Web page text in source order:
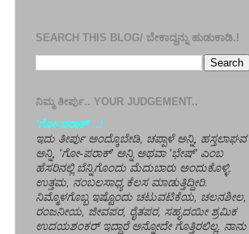
SEARCH THIS BLOG/ ಬೇಕಾದ್ದನ್ನು ಹುಡುಕಾಡಿ.!
ನಿಮ್ಮ ತೀರ್ಪು.. YOUR JUDGEMENT..
'ಗೋ-ಪರಾಕ್' ..!
ಇದು ತೀರ್ಪು ಅಂದ್ಕೊಬೇಡಿ, ಚಪ್ಪಾಳೆ ಅನ್ನಿ, ಹಸ್ತಲಾಘವ
ಅನ್ನಿ, 'ಗೋ-ಪರಾಕ್' ಅನ್ನಿ ಅಥವಾ 'ಭೇಷ್' ಎಂಬ
ಹೆಸರಿನಲ್ಲಿ ಬೆನ್ನಿಗೊಂದು ಮೆದುಬಾರು ಅಂದುಕೊಳ್ಳಿ.
ಉತ್ತಮ, ನಂಬಲಸಾಧ್ಯ ಕೆಲಸ ಮಾಡುತ್ತಿದ್ದೀರಿ.
ನಿಮ್ಮೊಳಗೊಬ್ಬ ಇಷ್ಟೊಂದು ಚಟುವಟಿಕೆಯ, ಚಲನಶೀಲ,
ರಂಜನೀಯ, ಜೀವಪರ, ರೈತಪರ, ಸಹೃದಯೀ ಶ್ರಮಿಕ
ಉದಯಶಂಕರ್ ಇದ್ದಾರೆ ಅನ್ನೋದೇ ಗೊತ್ತಿರಲಿಲ್ಲ. ನಾನು